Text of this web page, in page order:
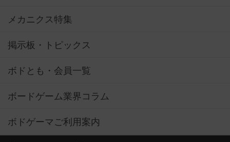
メカニクス特集
掲示板・トピックス
ボドとも・会員一覧
ボードゲーム業界コラム
ボドゲーマご利用案内